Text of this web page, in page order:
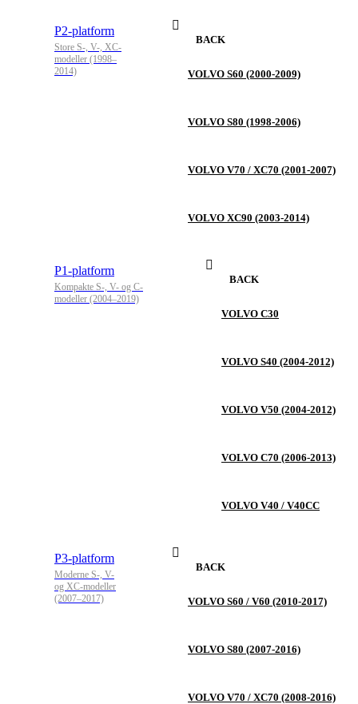
P2-platform
Store S-, V-, XC-
modeller (1998–
2014)
BACK
VOLVO S60 (2000-2009)
VOLVO S80 (1998-2006)
VOLVO V70 / XC70 (2001-2007)
VOLVO XC90 (2003-2014)
P1-platform
Kompakte S-, V- og C-
modeller (2004–2019)
BACK
VOLVO C30
VOLVO S40 (2004-2012)
VOLVO V50 (2004-2012)
VOLVO C70 (2006-2013)
VOLVO V40 / V40CC
P3-platform
Moderne S-, V-
og XC-modeller
(2007–2017)
BACK
VOLVO S60 / V60 (2010-2017)
VOLVO S80 (2007-2016)
VOLVO V70 / XC70 (2008-2016)